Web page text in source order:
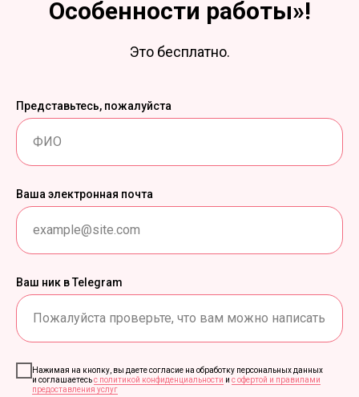
Особенности работы»!
Это бесплатно.
Представьтесь, пожалуйста
Ваша электронная почта
Ваш ник в Telegram
Нажимая на кнопку, вы даете согласие на обработку персональных данных
и соглашаетесьc политикой конфиденциальности и с офертой и правилами
предоставления услуг